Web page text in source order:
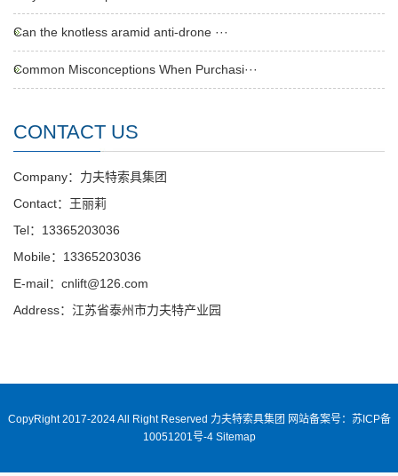
Can the knotless aramid anti-drone ···
Common Misconceptions When Purchasi···
CONTACT US
Company：力夫特索具集团
Contact：王丽莉
Tel：13365203036
Mobile：13365203036
E-mail：cnlift@126.com
Address：江苏省泰州市力夫特产业园
CopyRight 2017-2024 All Right Reserved 力夫特索具集团 网站备案号：苏ICP备
10051201号-4 Sitemap